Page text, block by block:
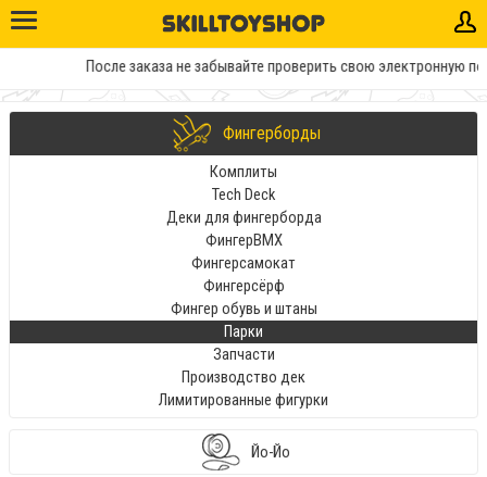
После заказа не забывайте проверить свою электронную
Фингерборды
Комплиты
Tech Deck
Деки для фингерборда
ФингерBMX
Фингерсамокат
Фингерсёрф
Фингер обувь и штаны
Парки
Запчасти
Производство дек
Лимитированные фигурки
Йо-Йо